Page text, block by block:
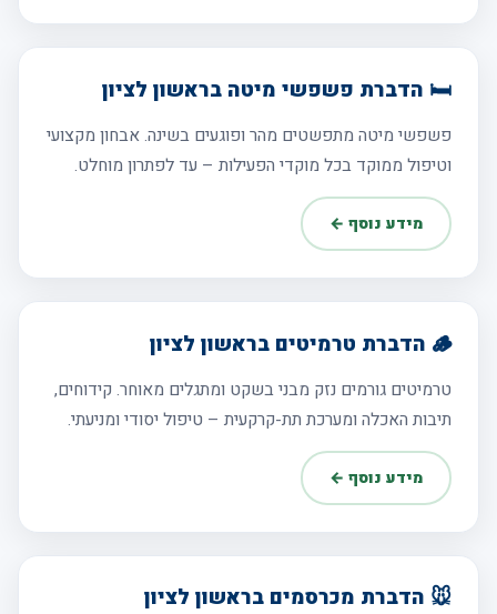
🛏️ הדברת פשפשי מיטה בראשון לציון
פשפשי מיטה מתפשטים מהר ופוגעים בשינה. אבחון מקצועי
וטיפול ממוקד בכל מוקדי הפעילות – עד לפתרון מוחלט.
מידע נוסף ←
🪵 הדברת טרמיטים בראשון לציון
טרמיטים גורמים נזק מבני בשקט ומתגלים מאוחר. קידוחים,
תיבות האכלה ומערכת תת-קרקעית – טיפול יסודי ומניעתי.
מידע נוסף ←
🐭 הדברת מכרסמים בראשון לציון